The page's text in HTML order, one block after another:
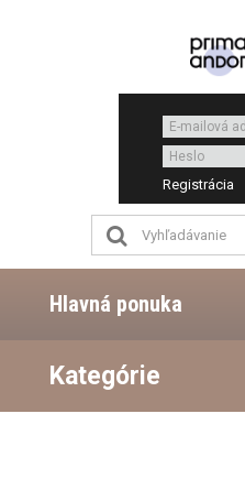
Registrácia
Hlavná ponuka
Kategórie